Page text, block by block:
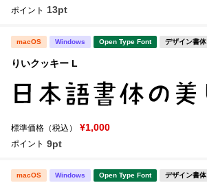
ポイント 13pt
macOS Windows Open Type Font デザイン書体
りいクッキー L
標準価格（税込） ¥1,000
ポイント 9pt
macOS Windows Open Type Font デザイン書体